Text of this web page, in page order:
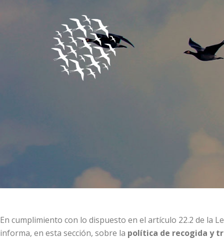
En cumplimiento con lo dispuesto en el artículo 22.2 de la
informa, en esta sección, sobre la política de recogida y